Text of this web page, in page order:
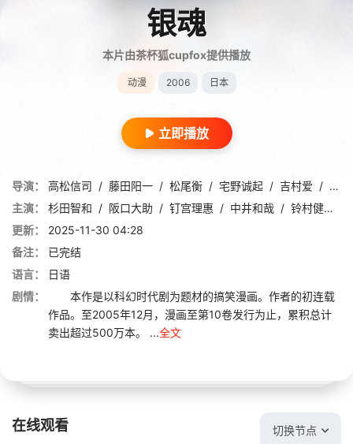
银魂
本片由茶杯狐cupfox提供播放
动漫 2006 日本
立即播放
导演： 高松信司 / 藤田阳一 / 松尾衡 / 宅野诚起 / 吉村爱 / 小
主演：
杉田智和 / 阪口大助 / 钉宫理惠 / 中井和哉 / 铃村健一
更新：
2025-11-30 04:28
备注：
已完结
语言：
日语
剧情：
本作是以科幻时代剧为题材的搞笑漫画。作者的初连载
作品。至2005年12月，漫画至第10卷发行为止，累积总计
卖出超过500万本。 ...全文
在线观看 切换节点